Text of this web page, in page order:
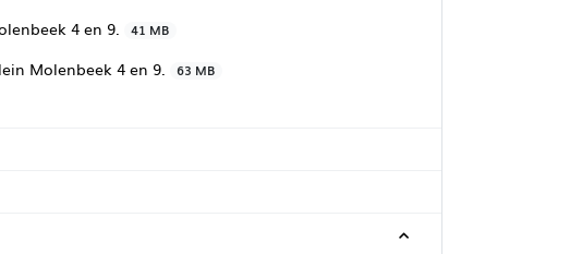
4 en 9. 41 MB
Molenbeek 4 en 9. 63 MB